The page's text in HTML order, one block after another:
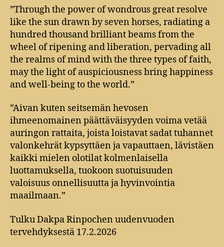
”Through the power of wondrous great resolve
like the sun drawn by seven horses, radiating a
hundred thousand brilliant beams from the
wheel of ripening and liberation, pervading all
the realms of mind with the three types of faith,
may the light of auspiciousness bring happiness
and well-being to the world.”
”Aivan kuten seitsemän hevosen
ihmeenomainen päättäväisyyden voima vetää
auringon rattaita, joista loistavat sadat tuhannet
valonkehrät kypsyttäen ja vapauttaen, lävistäen
kaikki mielen olotilat kolmenlaisella
luottamuksella, tuokoon suotuisuuden
valoisuus onnellisuutta ja hyvinvointia
maailmaan.”
Tulku Dakpa Rinpochen uudenvuoden
tervehdyksestä 17.2.2026